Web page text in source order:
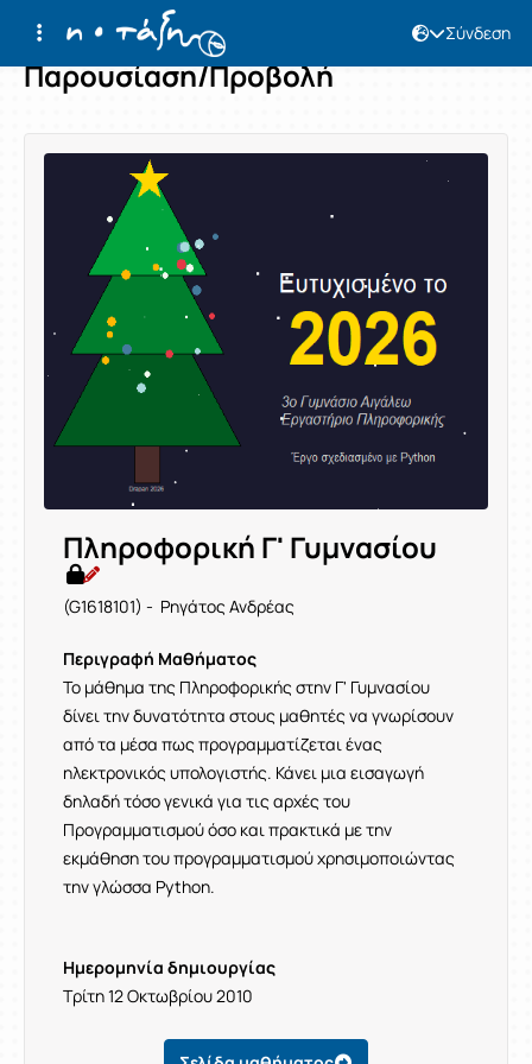
Σύνδεση
Παρουσίαση/Προβολή
Πληροφορική Γ' Γυμνασίου
(G1618101) - Ρηγάτος Ανδρέας
Περιγραφή Μαθήματος
Το μάθημα της Πληροφορικής στην Γ' Γυμνασίου
δίνει την δυνατότητα στους μαθητές να γνωρίσουν
από τα μέσα πως προγραμματίζεται ένας
ηλεκτρονικός υπολογιστής. Κάνει μια εισαγωγή
δηλαδή τόσο γενικά για τις αρχές του
Προγραμματισμού όσο και πρακτικά με την
εκμάθηση του προγραμματισμού χρησιμοποιώντας
την γλώσσα Python.
Ημερομηνία δημιουργίας
Τρίτη 12 Οκτωβρίου 2010